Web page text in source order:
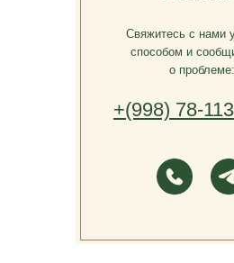
Свяжитесь с нами
способом и
о проблеме:
+(998) 78-